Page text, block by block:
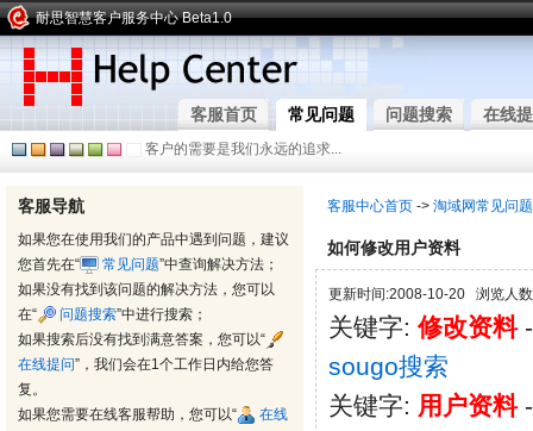
耐思智慧客户服务中心 Beta1.0
客服首页 常见问题 问题搜索 在线
客户的需要是我们永远的追求...
客服导航
如果您在使用我们的产品中遇到问题，建议
您首先在“
常见问题”中查询解决方法；
如果没有找到该问题的解决方法，您可以
在“
问题搜索”中进行搜索；
如果搜索后没有找到满意答案，您可以“
在线提问”，我们会在1个工作日内给您答
复。
如果您需要在线客服帮助，您可以“
在线
客服中心首页 -> 淘域网常见问题
如何修改用户资料
更新时间:2008-10-20 浏览人
关键字:修改资料
sougo搜索
关键字: 用户资料